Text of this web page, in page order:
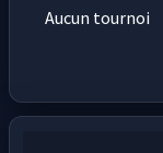
Aucun tournoi